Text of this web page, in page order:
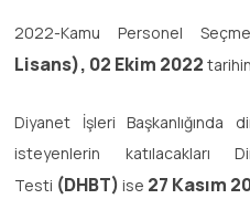
2022-Kamu Personel
Lisans), 02 Ekim 2022
Diyanet İşleri
isteyenlerin
Testi (DHBT) ise 27 Kasım